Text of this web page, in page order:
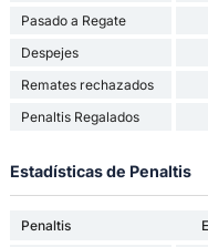
Pasado a Regate
Despejes
Remates rechazados
Penaltis Regalados
Estadísticas de Penaltis
Penaltis